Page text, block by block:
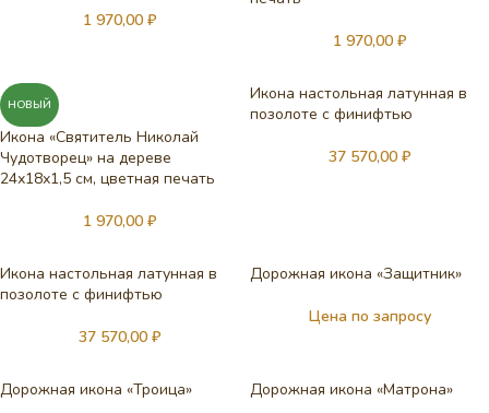
1 970,00 ₽
1 970,00 ₽
НОВЫЙ
Икона «Святитель Николай
Чудотворец» на дереве
24х18х1,5 см, цветная печать
1 970,00 ₽
Икона настольная латунная в
позолоте с финифтью
37 570,00 ₽
Икона настольная латунная в
позолоте с финифтью
37 570,00 ₽
Дорожная икона «Защитник»
Цена по запросу
Дорожная икона «Троица» Дорожная икона «Матрона»